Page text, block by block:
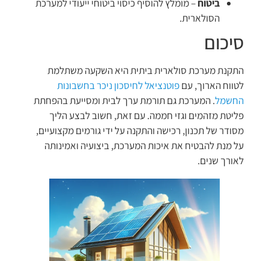
ביטוח– מומלץ להוסיף כיסוי ביטוחי ייעודי למערכת
הסולארית.
סיכום
התקנת מערכת סולארית ביתית היא השקעה משתלמת
לטווח הארוך, עםפוטנציאל לחיסכון ניכר בחשבונות
החשמל. המערכת גם תורמת ערך לבית ומסייעת בהפחתת
פליטת מזהמים וגזי חממה. עם זאת, חשוב לבצע הליך
מסודר של תכנון, רכישה והתקנה על ידי גורמים מקצועיים,
על מנת להבטיח את איכות המערכת, ביצועיה ואמינותה
לאורך שנים.